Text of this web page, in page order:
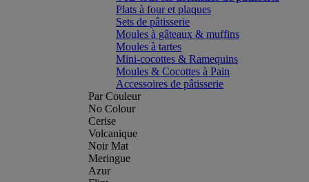
Plats à four et plaques
Sets de pâtisserie
Moules à gâteaux & muffins
Moules à tartes
Mini-cocottes & Ramequins
Moules & Cocottes à Pain
Accessoires de pâtisserie
Par Couleur
No Colour
Cerise
Volcanique
Noir Mat
Meringue
Azur